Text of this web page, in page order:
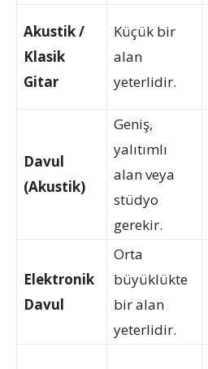
Akustik /
Klasik
Gitar
Küçük bir
alan
yeterlidir.
Davul
(Akustik)
Geniş,
yalıtımlı
alan veya
stüdyo
gerekir.
Elektronik
Davul
Orta
büyüklükte
bir alan
yeterlidir.